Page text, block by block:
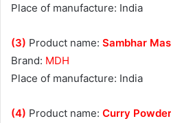
Place of manufacture: India
(3) Product name: Sambhar
Brand: MDH
Place of manufacture: India
(4) Product name: Curry Powder